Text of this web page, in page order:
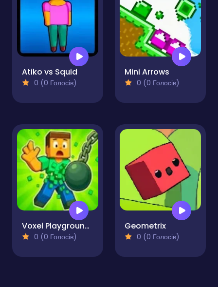
Atiko vs Squid
0 (0 Голосів)
Mini Arrows
0 (0 Голосів)
Voxel Playground - Ragdoll Noob
0 (0 Голосів)
Geometrix
0 (0 Голосів)